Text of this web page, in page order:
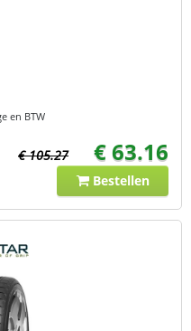
en BTW
€ 105.27 € 63.16
Bestellen